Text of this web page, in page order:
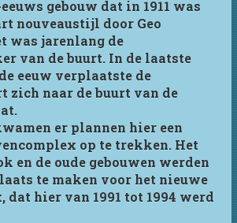
gebouw dat in 1911 was
nouveaustijl door Geo
was jarenlang de
van de buurt. In de laatste
eeuw verplaatste de
zich naar de buurt van de
er plannen hier een
op te trekken. Het
en de oude gebouwen werden
te maken voor het nieuwe
dat hier van 1991 tot 1994 werd